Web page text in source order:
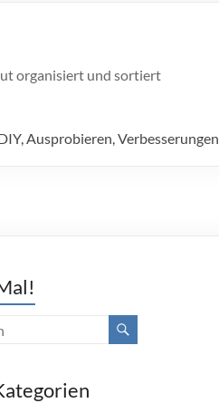
organisiert und sortiert
Ausprobieren, Verbesserungen